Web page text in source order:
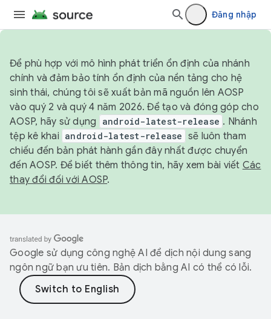
Đăng nhập
Để phù hợp với mô hình phát triển ổn định của nhánh
chính và đảm bảo tính ổn định của nền tảng cho hệ
sinh thái, chúng tôi sẽ xuất bản mã nguồn lên AOSP
vào quý 2 và quý 4 năm 2026. Để tạo và đóng góp cho
AOSP, hãy sử dụng
android-latest-release . Nhánh
tệp kê khai android-latest-release sẽ luôn tham
chiếu đến bản phát hành gần đây nhất được chuyển
đến AOSP. Để biết thêm thông tin, hãy xem bài viết Các
thay đổi đối với AOSP.
Google sử dụng công nghệ AI để dịch nội dung sang
ngôn ngữ bạn ưu tiên. Bản dịch bằng AI có thể có lỗi.